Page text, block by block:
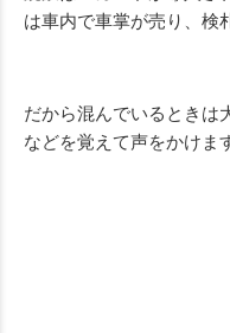
は車内で車掌が売り、検
だから混んでいるときは
などを覚えて声をかけま